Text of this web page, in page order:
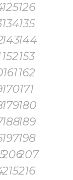
125126
134135
143144
152153
161162
170171
179180
188189
197198
206207
215216